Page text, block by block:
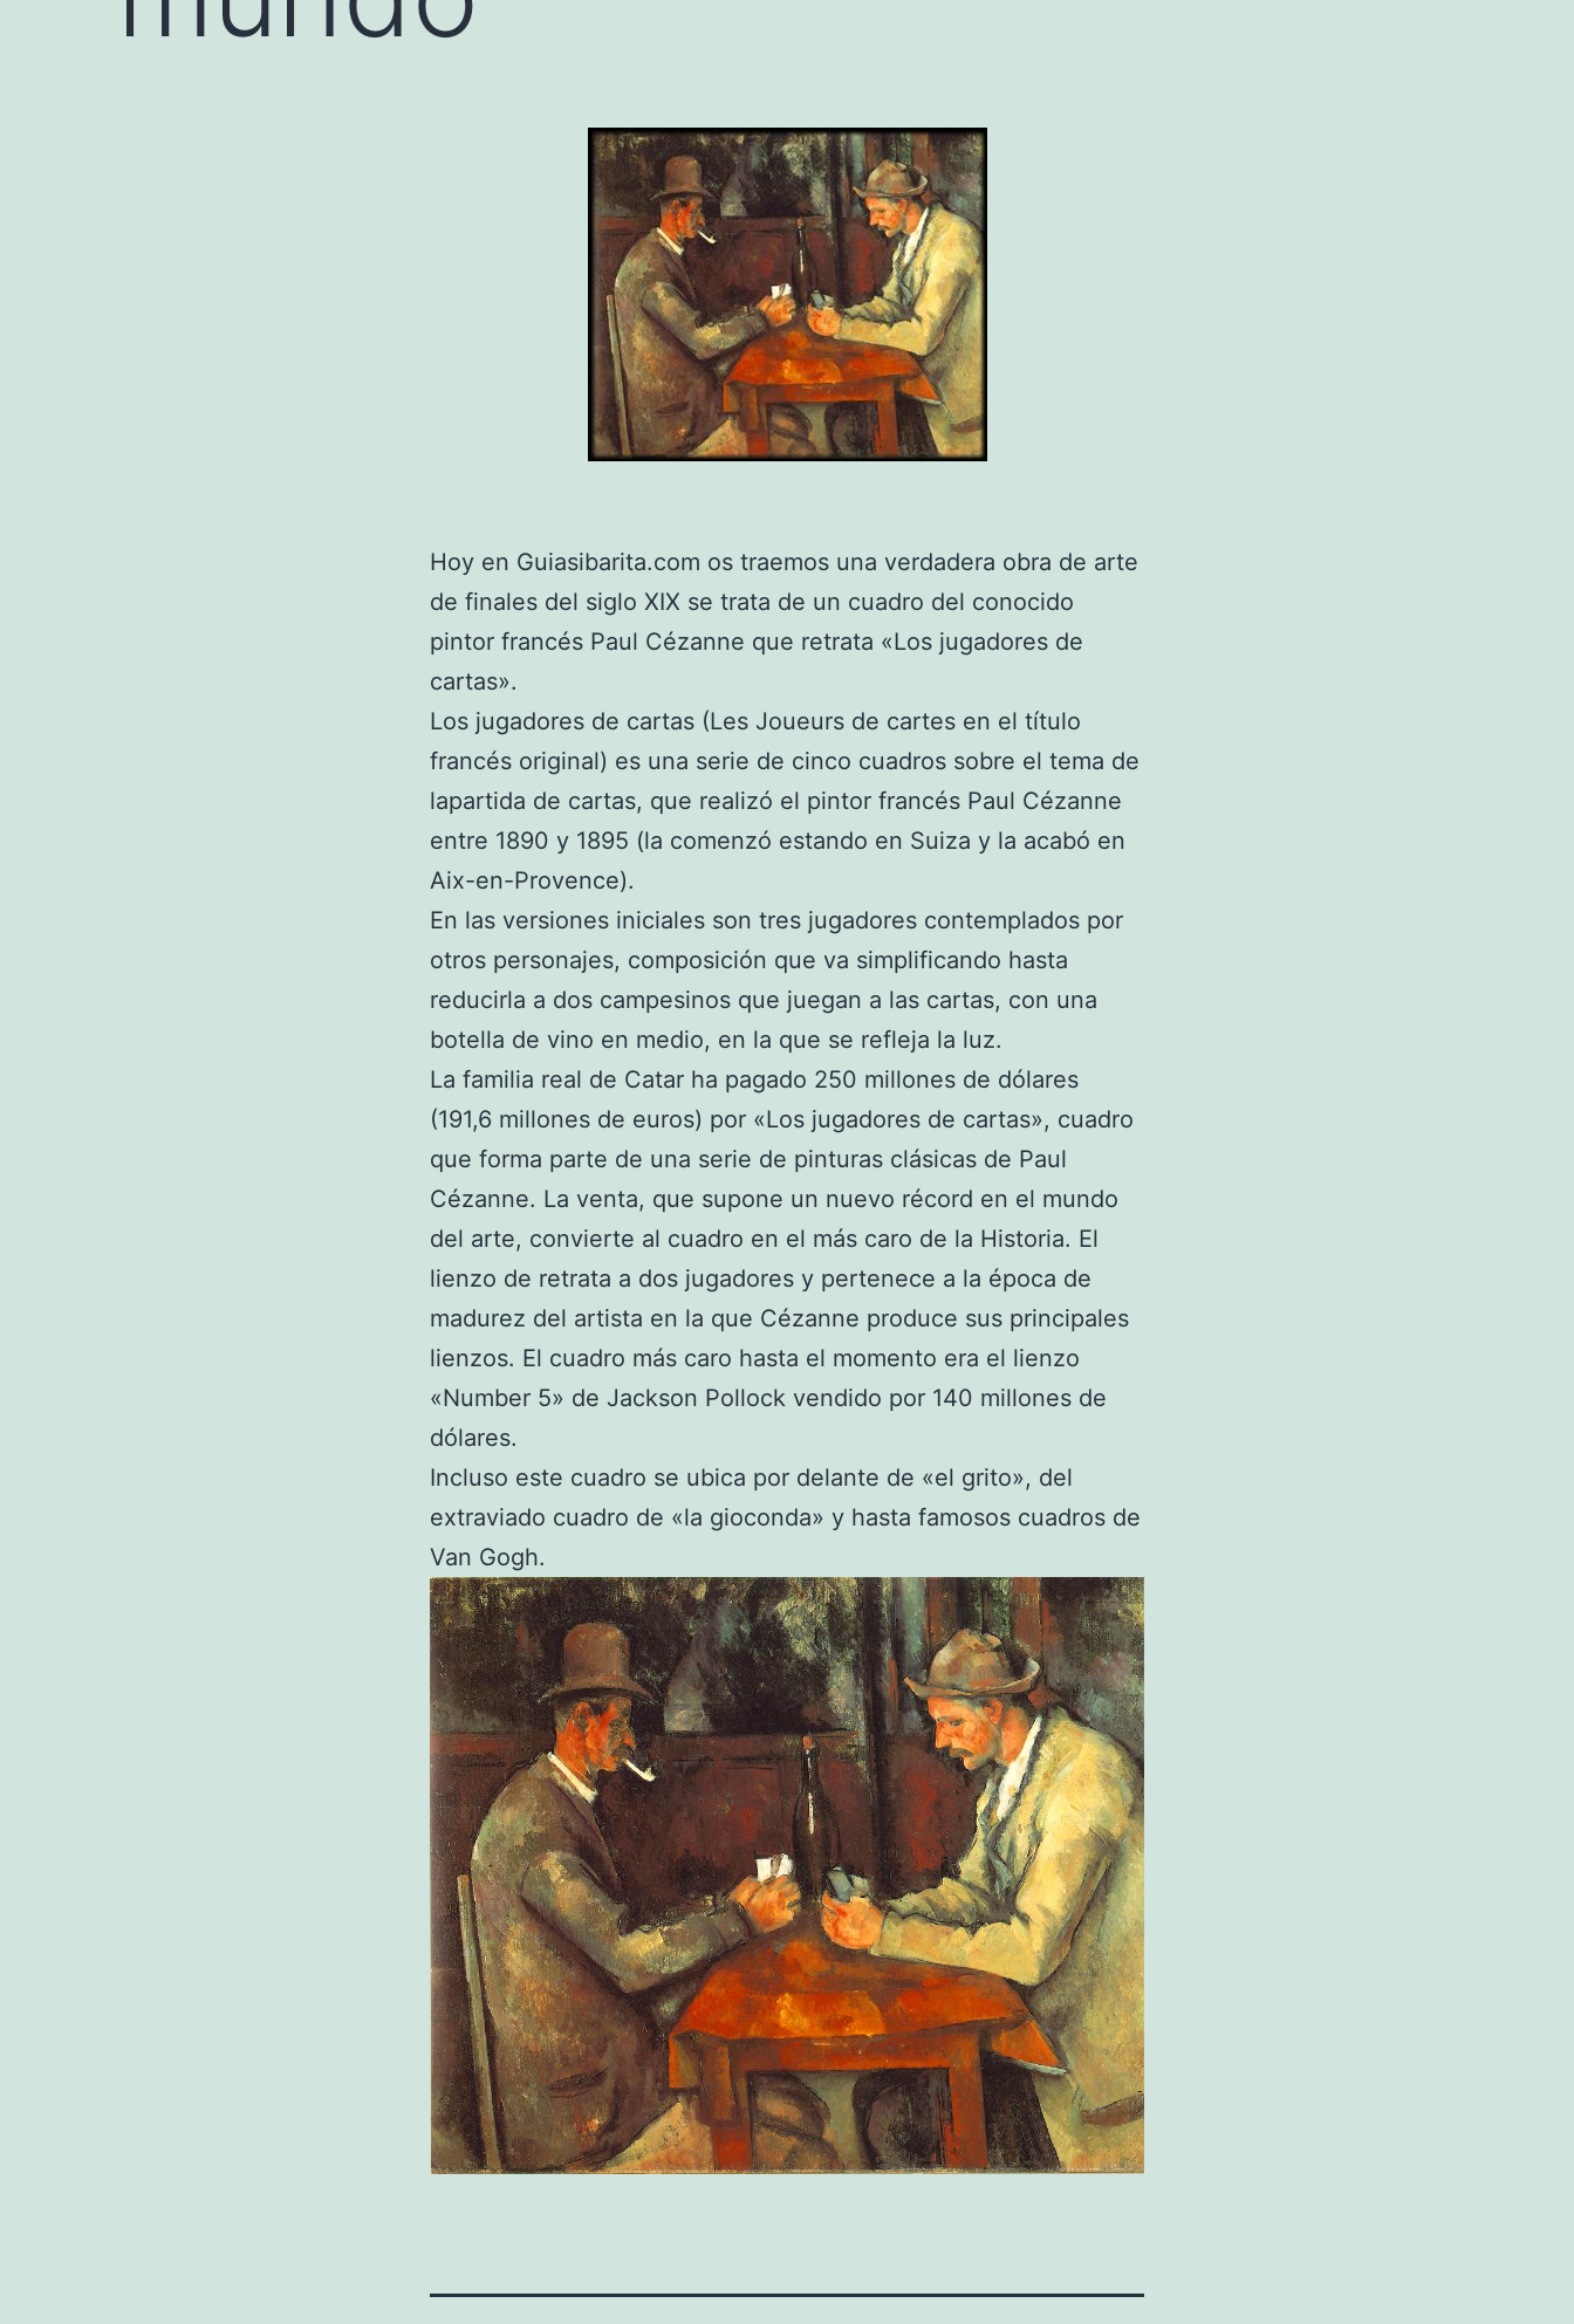
Hoy en Guiasibarita.com os traemos una verdadera obra de arte
de finales del siglo XIX se trata de un cuadro del conocido
pintor francés Paul Cézanne que retrata «Los jugadores de
cartas».
Los jugadores de cartas (Les Joueurs de cartes en el título
francés original) es una serie de cinco cuadros sobre el tema de
lapartida de cartas, que realizó el pintor francés Paul Cézanne
entre 1890 y 1895 (la comenzó estando en Suiza y la acabó en
Aix-en-Provence).
En las versiones iniciales son tres jugadores contemplados por
otros personajes, composición que va simplificando hasta
reducirla a dos campesinos que juegan a las cartas, con una
botella de vino en medio, en la que se refleja la luz.
La familia real de Catar ha pagado 250 millones de dólares
(191,6 millones de euros) por «Los jugadores de cartas», cuadro
que forma parte de una serie de pinturas clásicas de Paul
Cézanne. La venta, que supone un nuevo récord en el mundo
del arte, convierte al cuadro en el más caro de la Historia. El
lienzo de retrata a dos jugadores y pertenece a la época de
madurez del artista en la que Cézanne produce sus principales
lienzos. El cuadro más caro hasta el momento era el lienzo
«Number 5» de Jackson Pollock vendido por 140 millones de
dólares.
Incluso este cuadro se ubica por delante de «el grito», del
extraviado cuadro de «la gioconda» y hasta famosos cuadros de
Van Gogh.